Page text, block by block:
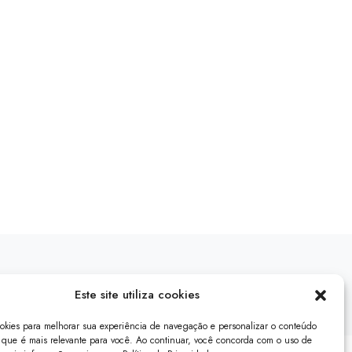
Este site utiliza cookies
para melhorar sua experiência de navegação e personalizar o conteúdo
é mais relevante para você. Ao continuar, você concorda com o uso de